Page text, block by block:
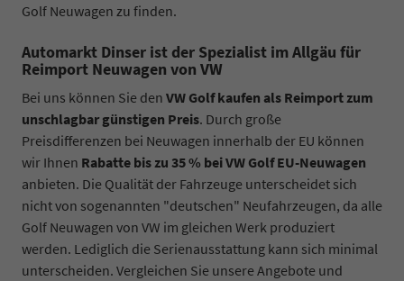
Golf Neuwagen zu finden.
Automarkt Dinser ist der Spezialist im Allgäu für
Reimport Neuwagen von VW
Bei uns können Sie den VW Golf kaufen als Reimport zum
unschlagbar günstigen Preis. Durch große
Preisdifferenzen bei Neuwagen innerhalb der EU können
wir Ihnen Rabatte bis zu 35 % bei VW Golf EU-Neuwagen
anbieten. Die Qualität der Fahrzeuge unterscheidet sich
nicht von sogenannten "deutschen" Neufahrzeugen, da alle
Golf Neuwagen von VW im gleichen Werk produziert
werden. Lediglich die Serienausstattung kann sich minimal
unterscheiden. Vergleichen Sie unsere Angebote und